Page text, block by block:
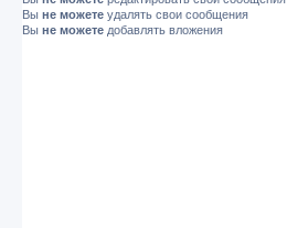
Вы не можете удалять свои сообщения
Вы не можете добавлять вложения